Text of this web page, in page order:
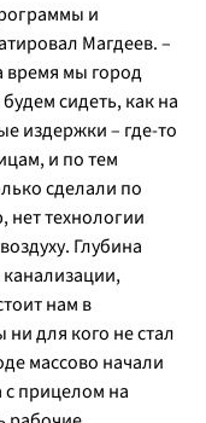
и
Магдеев. –
время мы город
сидеть, как на
издержки – где-то
и по тем
сделали по
технологии
Глубина
нам в
для кого не стал
массово начали
с прицелом на